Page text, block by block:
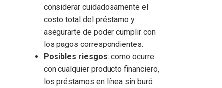
considerar cuidadosamente el
costo total del préstamo y
asegurarte de poder cumplir con
los pagos correspondientes.
Posibles riesgos: como ocurre
con cualquier producto financiero,
los préstamos en línea sin buró